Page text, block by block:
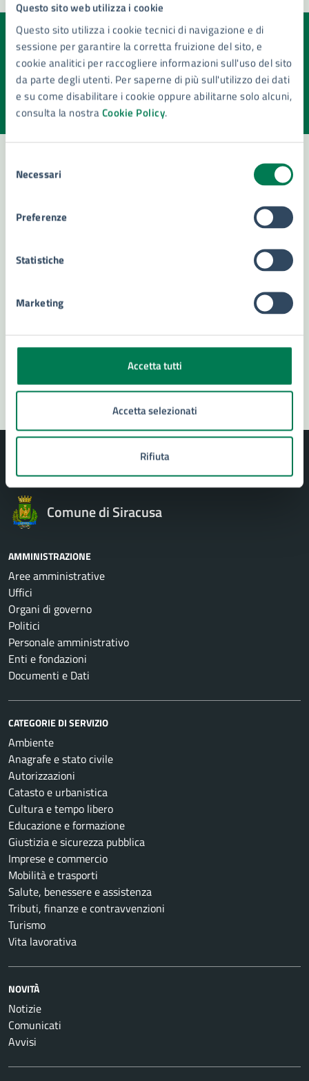
Questo sito web utilizza i cookie
Questo sito utilizza i cookie tecnici di navigazione e di
sessione per garantire la corretta fruizione del sito, e
cookie analitici per raccogliere informazioni sull'uso del sito
da parte degli utenti. Per saperne di più sull'utilizzo dei dati
e su come disabilitare i cookie oppure abilitarne solo alcuni,
consulta la nostraCookie Policy.
delNecessari
Preferenze
Statistiche
Marketing
Accetta tutti
Accetta selezionati
Rifiuta
Quanto sono chiare le informazioni su questa
pagina?
Valuta la chiarezza delle informazioni (da 1 a 5 stelle)
Seleziona il numero di stelle per valutare la chiarezza delle
Valuta 5 stelle su 5
Valuta 4 stelle su 5
Valuta 3 stelle su 5
Valuta 2 stelle su 5
Valuta 1 stelle su 5
Leggi le domande frequenti
Prenota appuntamento
Problemi in città
Segnala disservizio
Comune di Siracusa
AMMINISTRAZIONE
Aree amministrative
Uffici
Organi di governo
Politici
Personale amministrativo
Enti e fondazioni
Documenti e Dati
CATEGORIE DI SERVIZIO
Ambiente
Anagrafe e stato civile
Autorizzazioni
Catasto e urbanistica
Cultura e tempo libero
Educazione e formazione
Giustizia e sicurezza pubblica
Imprese e commercio
Mobilità e trasporti
Salute, benessere e assistenza
Tributi, finanze e contravvenzioni
Turismo
Vita lavorativa
NOVITÀ
Notizie
Comunicati
Avvisi